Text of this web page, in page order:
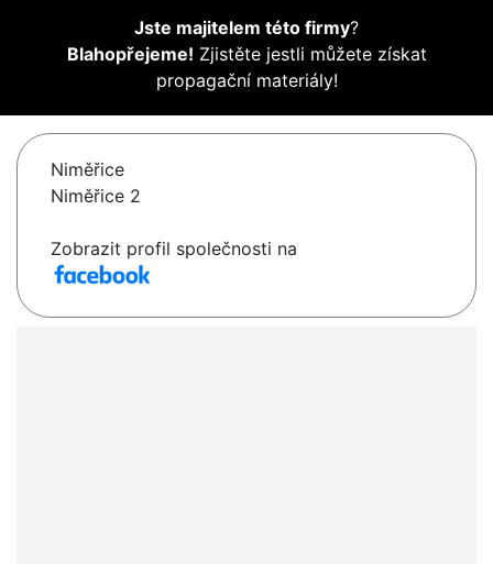
Jste majitelem této firmy?
Blahopřejeme! Zjistěte jestli můžete získat
propagační materiály!
Niměřice
Niměřice 2
Zobrazit profil společnosti na